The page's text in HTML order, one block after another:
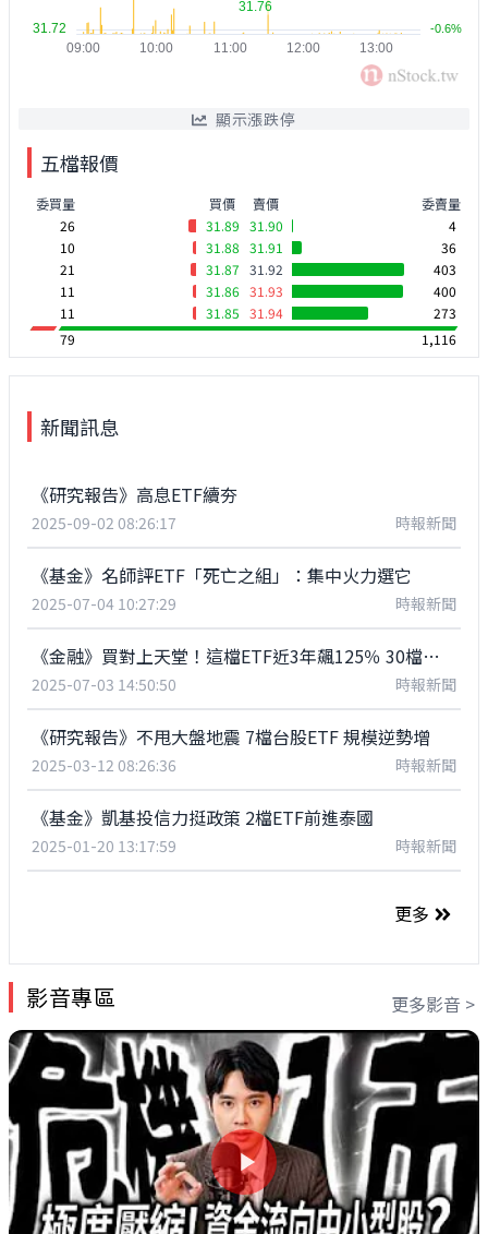
顯示漲跌停
五檔報價
委買量
買價
26
31.89
10
31.88
21
31.87
11
31.86
11
31.85
賣價
委賣量
31.90
4
31.91
36
31.92
403
31.93
400
31.94
273
79
1,116
新聞訊息
《研究報告》高息ETF續夯
2025-09-02 08:26:17 時報新聞
《基金》名師評ETF「死亡之組」：集中火力選它
2025-07-04 10:27:29 時報新聞
《金融》買對上天堂！這檔ETF近3年飆125％ 30檔成分股棒棒強
2025-07-03 14:50:50 時報新聞
《研究報告》不甩大盤地震 7檔台股ETF 規模逆勢增
2025-03-12 08:26:36 時報新聞
《基金》凱基投信力挺政策 2檔ETF前進泰國
2025-01-20 13:17:59 時報新聞
更多
影音專區 更多影音 >